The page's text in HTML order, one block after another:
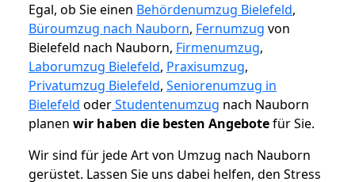
Egal, ob Sie einen Behördenumzug Bielefeld,
Büroumzug nach Nauborn, Fernumzug von
Bielefeld nach Nauborn, Firmenumzug,
Laborumzug Bielefeld, Praxisumzug,
Privatumzug Bielefeld, Seniorenumzug in
Bielefeld oderStudentenumzug nach Nauborn
planen wir haben die besten Angebotefür Sie.
Wir sind für jede Art von Umzug nach Nauborn
gerüstet. Lassen Sie uns dabei helfen, den Stress